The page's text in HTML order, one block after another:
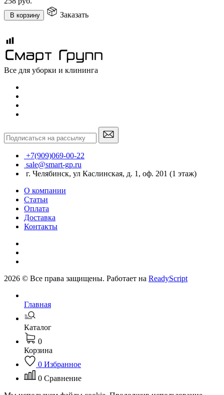
В корзину Заказать
Все для уборки и клининга
+7(909)069-00-22
sale@smart-gp.ru
г. Челябинск, ул Каслинская, д. 1, оф. 201 (1 этаж)
О компании
Статьи
Оплата
Доставка
Контакты
2026 © Все права защищены. Работает на ReadyScript
Главная
Каталог
0
Корзина
0 Избранное
0 Сравнение